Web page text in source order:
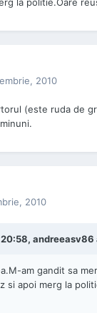
2010
(este ruda de
2010
andreeasv86
am gandit sa
si apoi merg la